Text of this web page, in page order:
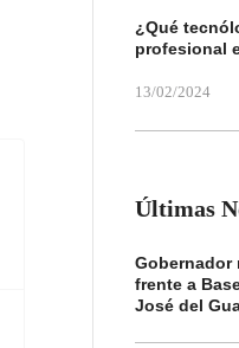
¿Qué
profesional
13/02/2024
Últimas
Gobernador
frente a
José del